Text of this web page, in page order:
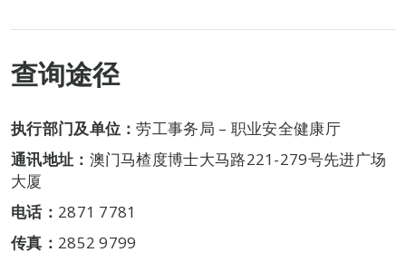
查询途径
执行部门及单位：劳工事务局 – 职业安全健康厅
通讯地址： 澳门马楂度博士大马路221-279号先进广场
大厦
电话： 2871 7781
传真： 2852 9799